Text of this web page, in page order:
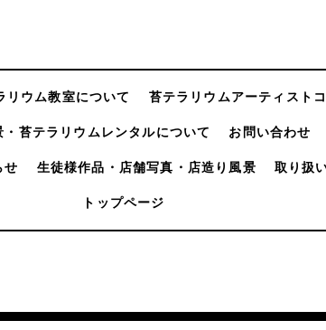
リウム教室について 苔テラリウムアーティスト
・苔テラリウムレンタルについて お問い合わせ
せ 生徒様作品・店舗写真・店造り風景 取り扱
トップページ